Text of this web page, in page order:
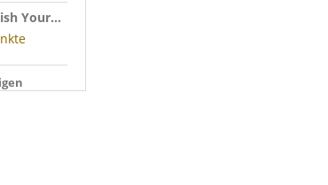
Your...